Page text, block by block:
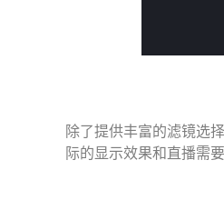
除了提供丰富的滤镜选
际的显示效果和直播需